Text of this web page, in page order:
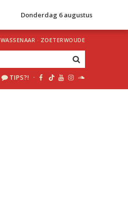
Donderdag 6 augustus
WASSENAAR · ZOETERWOUDE
TIPS?! ·